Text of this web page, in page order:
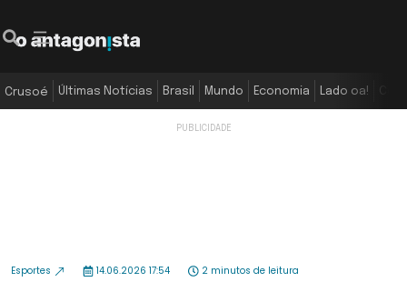
Crusoé Últimas Notícias Brasil Mundo Economia Lado oa!
Esportes 14.06.2026 17:54 2 minutos de leitura